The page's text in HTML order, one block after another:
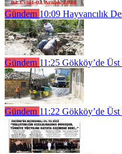
Gündem 10:09 Hayvancılık
Gündem 11:25 Gökköy’de Üst
Gündem 11:22 Gökköy’de Üst